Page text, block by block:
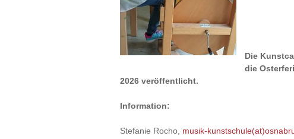
Die
die
2026 veröffentlicht.
Information:
Stefanie Rocho, musik-